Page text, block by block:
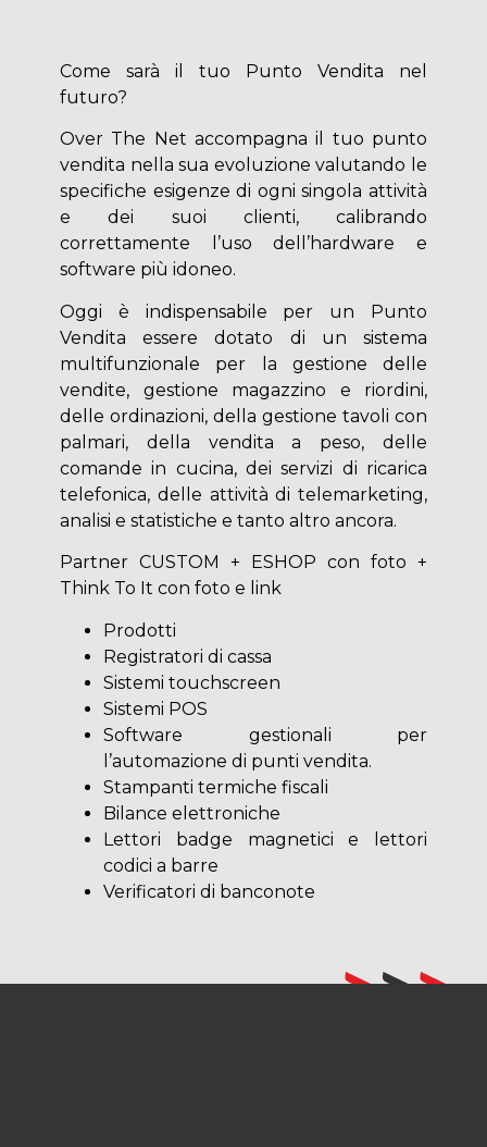
Come sarà il tuo Punto Vendita nel
futuro?
Over The Net accompagna il tuo punto
vendita nella sua evoluzione valutando le
specifiche esigenze di ogni singola attività
e dei suoi clienti, calibrando
correttamente l’uso dell’hardware e
software più idoneo.
Oggi è indispensabile per un Punto
Vendita essere dotato di un sistema
multifunzionale per la gestione delle
vendite, gestione magazzino e riordini,
delle ordinazioni, della gestione tavoli con
palmari, della vendita a peso, delle
comande in cucina, dei servizi di ricarica
telefonica, delle attività di telemarketing,
analisi e statistiche e tanto altro ancora.
Partner CUSTOM + ESHOP con foto +
Think To It con foto e link
Prodotti
Registratori di cassa
Sistemi touchscreen
Sistemi POS
Software gestionali per
l’automazione di punti vendita.
Stampanti termiche fiscali
Bilance elettroniche
Lettori badge magnetici e lettori
codici a barre
Verificatori di banconote